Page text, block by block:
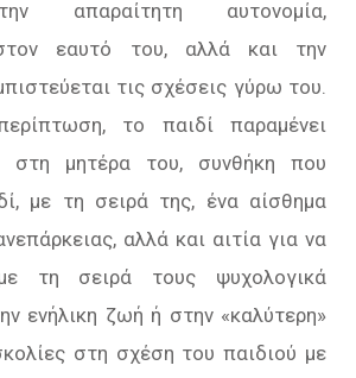
απαραίτητη αυτονομία,
εαυτό του, αλλά και την
τις σχέσεις γύρω του.
το παιδί παραμένει
στη μητέρα του, συνθήκη που
με τη σειρά της, ένα αίσθημα
αλλά και αιτία για να
τη σειρά τους ψυχολογικά
ενήλικη ζωή ή στην «καλύτερη»
στη σχέση του παιδιού με